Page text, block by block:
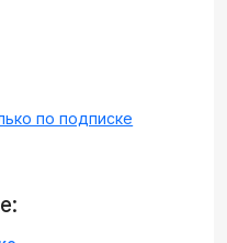
по подписке